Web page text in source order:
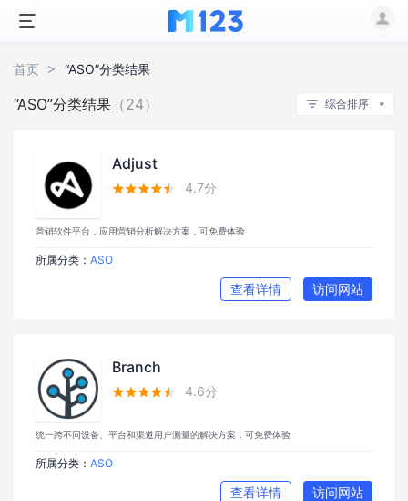
首页 “ASO”分类结果
“ASO”分类结果 （24） 综合排序
Adjust
 4.7分
营销软件平台，应用营销分析解决方案，可免费体验
所属分类： ASO
查看详情 访问网站
Branch
 4.6分
统一跨不同设备、平台和渠道用户测量的解决方案，可免费体验
所属分类： ASO
查看详情 访问网站